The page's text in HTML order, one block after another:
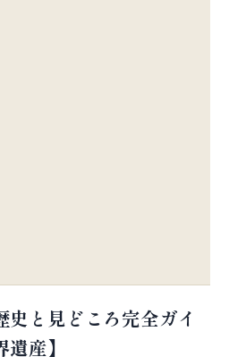
史と見どころ完全ガイ
産】